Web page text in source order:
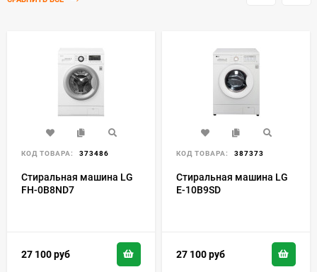
КОД ТОВАРА: 373486
Стиральная машина LG
FH-0B8ND7
27 100руб
КОД ТОВАРА: 387373
Стиральная машина LG
E-10B9SD
27 100руб